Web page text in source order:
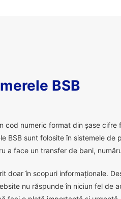
BSB
cod numeric format din șase
BSB sunt folosite în sistemele de
a face un transfer de bani,
doar în scopuri informaționale.
nu răspunde în niciun fel de